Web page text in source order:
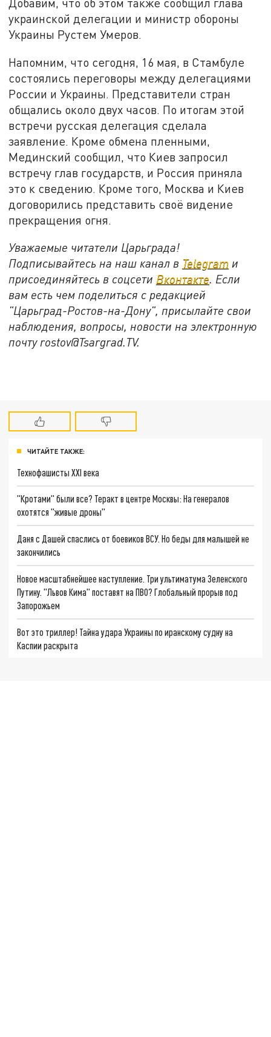
украинской делегации и министр обороны
Украины Рустем Умеров.
Напомним, что сегодня, 16 мая, в Стамбуле
состоялись переговоры между делегациями
России и Украины. Представители стран
общались около двух часов. По итогам этой
встречи русская делегация сделала
заявление. Кроме обмена пленными,
Мединский сообщил, что Киев запросил
встречу глав государств, и Россия приняла
это к сведению. Кроме того, Москва и Киев
договорились представить своё видение
прекращения огня.
Уважаемые читатели Царьграда!
Подписывайтесь на наш канал в Telegram и
присоединяйтесь в соцсети Вконтакте. Если
вам есть чем поделиться с редакцией
"Царьград-Ростов-на-Дону", присылайте свои
наблюдения, вопросы, новости на электронную
почту rostov@Tsargrad.ТV.
ЧИТАЙТЕ ТАКЖЕ:
Технофашисты XXI века
"Кротами" были все? Теракт в центре Москвы: На генералов
охотятся "живые дроны"
Даня с Дашей спаслись от боевиков ВСУ. Но беды для малышей не
закончились
Новое масштабнейшее наступление. Три ультиматума Зеленского
Путину. "Львов Кима" поставят на ПВО? Глобальный прорыв под
Запорожьем
Вот это триллер! Тайна удара Украины по иранскому судну на
Каспии раскрыта